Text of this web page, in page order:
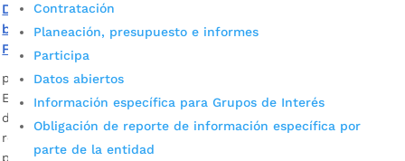
Contratación
Planeación, presupuesto e informes
Participa
Datos abiertos
Información específica para Grupos de Interés
Obligación de reporte de información específica por
parte de la entidad
Desde la virtualidad, 72 menores con discapacidad se
benefician del convenio suscrito entre el Municipio y
Fandic
por Alcaldía de Bucaramanga
Este convenio por $236 millones ha permitido que 72 niños,
diagnosticados con discapacidad múltiple e intelectual y
residentes en el norte de la ciudad, continúen con su
proceso de rehabilitación. La emergencia sanitaria por el